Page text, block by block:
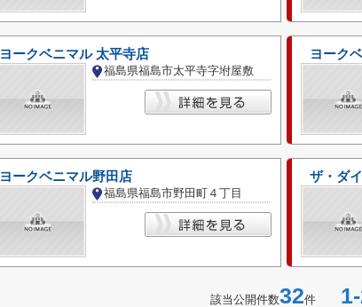
ヨークベニマル 太平寺店
福島県福島市太平寺字坿屋敷
ヨーク
ヨークベニマル野田店
福島県福島市野田町４丁目
ザ・ダ
該当公開件数32件 1-